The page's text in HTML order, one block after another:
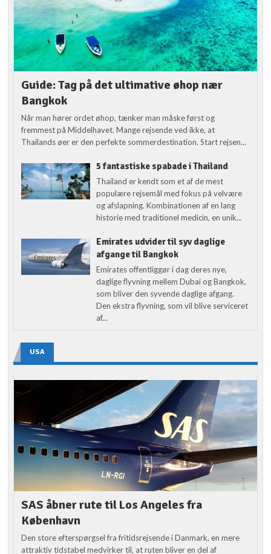
Guide: Tag på det ultimative øhop nær
Bangkok
Når man hører ordet øhop, tænker man måske først og
fremmest på Middelhavet. Mange rejsende ved ikke, at
Thailands øer er den perfekte sommerdestination. Start rejsen...
5 fantastiske spabade i Thailand
Thailand er kendt som et af de mest
populære rejsemål med fokus på velvære
og afslapning. Kombinationen af en lang
historie med traditionel medicin, en unik...
Emirates udvider til syv daglige
afgange til Bangkok
Emirates offentliggør i dag deres nye,
daglige flyvning mellem Dubai og Bangkok,
som bliver den syvende daglige afgang.
Den ekstra flyvning, som vil blive serviceret
af...
USA
SAS åbner rute til Los Angeles fra
København
Den store efterspørgsel fra fritidsrejsende i Danmark, en mere
attraktiv tidstabel medvirker til, at ruten bliver en del af